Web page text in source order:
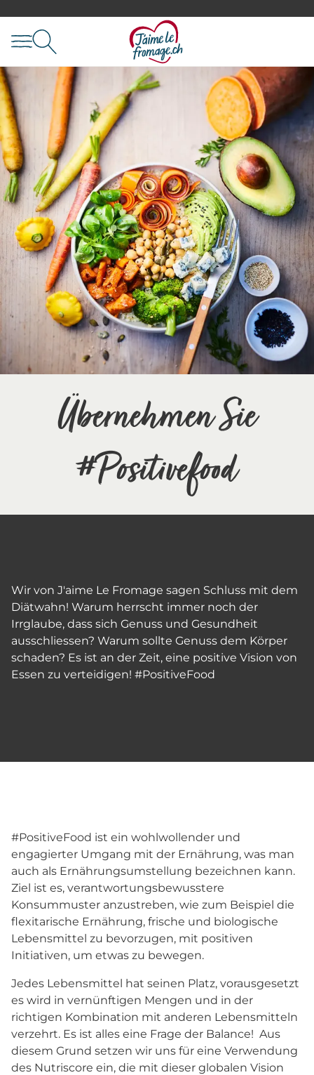
Übernehmen Sie
#Positivefood
Wir von J'aime Le Fromage sagen Schluss mit dem
Diätwahn! Warum herrscht immer noch der
Irrglaube, dass sich Genuss und Gesundheit
ausschliessen? Warum sollte Genuss dem Körper
schaden? Es ist an der Zeit, eine positive Vision von
Essen zu verteidigen! #PositiveFood
#PositiveFood ist ein wohlwollender und
engagierter Umgang mit der Ernährung, was man
auch als Ernährungsumstellung bezeichnen kann.
Ziel ist es, verantwortungsbewusstere
Konsummuster anzustreben, wie zum Beispiel die
flexitarische Ernährung, frische und biologische
Lebensmittel zu bevorzugen, mit positiven
Initiativen, um etwas zu bewegen.
Jedes Lebensmittel hat seinen Platz, vorausgesetzt
es wird in vernünftigen Mengen und in der
richtigen Kombination mit anderen Lebensmitteln
verzehrt. Es ist alles eine Frage der Balance! Aus
diesem Grund setzen wir uns für eine Verwendung
des Nutriscore ein, die mit dieser globalen Vision